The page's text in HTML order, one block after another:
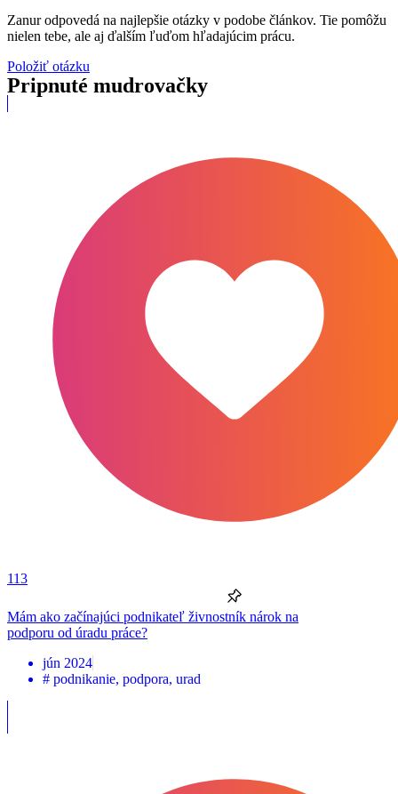
Zanur odpovedá na najlepšie otázky v podobe článkov. Tie pomôžu
nielen tebe, ale aj ďalším ľuďom hľadajúcim prácu.
Položiť otázku
Pripnuté mudrovačky
113
Mám ako začínajúci podnikateľ živnostník nárok na
podporu od úradu práce?
jún 2024
# podnikanie, podpora, urad